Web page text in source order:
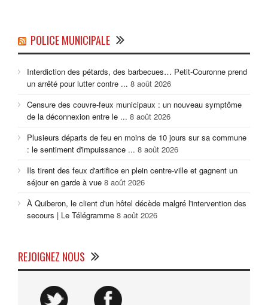
POLICE MUNICIPALE
Interdiction des pétards, des barbecues… Petit-Couronne prend
un arrêté pour lutter contre ... 8 août 2026
Censure des couvre-feux municipaux : un nouveau symptôme
de la déconnexion entre le ... 8 août 2026
Plusieurs départs de feu en moins de 10 jours sur sa commune
: le sentiment d'impuissance ... 8 août 2026
Ils tirent des feux d'artifice en plein centre-ville et gagnent un
séjour en garde à vue 8 août 2026
À Quiberon, le client d'un hôtel décède malgré l'intervention des
secours | Le Télégramme 8 août 2026
REJOIGNEZ NOUS